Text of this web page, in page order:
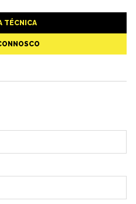
TÉCNICA